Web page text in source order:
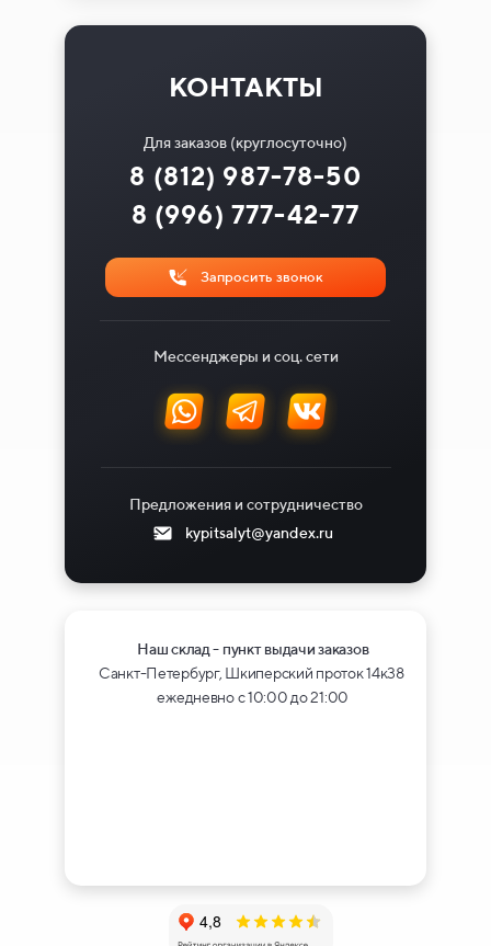
КОНТАКТЫ
Для заказов (круглосуточно)
8 (996) 777-42-77
8 (812) 987-78-50
Запросить звонок
Мессенджеры и соц. сети
Предложения и сотрудничество
kypitsalyt@yandex.ru
Наш склад - пункт выдачи заказов
Санкт-Петербург, Шкиперский проток 14к38
ежедневно с 10:00 до 21:00